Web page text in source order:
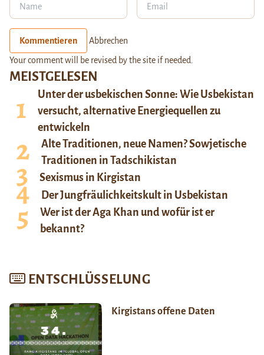
MEISTGELESEN
Unter der usbekischen Sonne: Wie Usbekistan
versucht, alternative Energiequellen zu
entwickeln
Alte Traditionen, neue Namen? Sowjetische
Traditionen in Tadschikistan
Sexismus in Kirgistan
Der Jungfräulichkeitskult in Usbekistan
Wer ist der Aga Khan und wofür ist er
bekannt?
ENTSCHLÜSSELUNG
Kirgistans offene Daten
Kommentieren Abbrechen
Your comment will be revised by the site if needed.